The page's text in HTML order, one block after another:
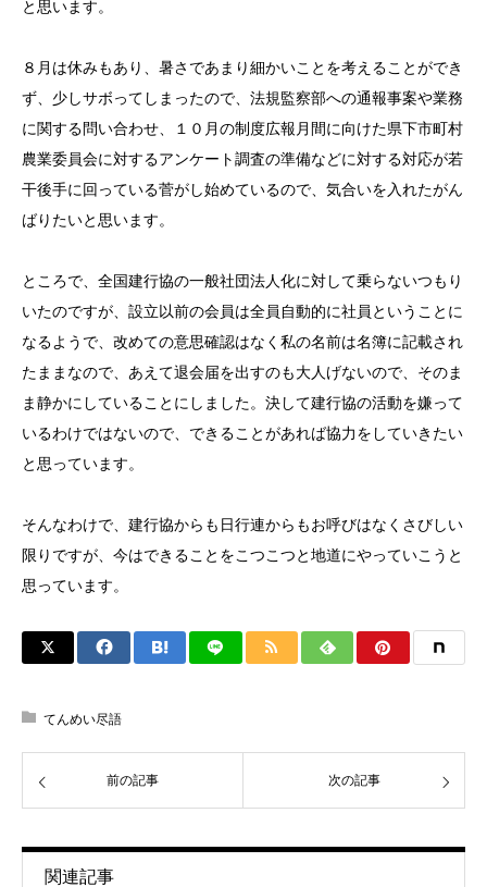
と思います。
８月は休みもあり、暑さであまり細かいことを考えることができ
ず、少しサボってしまったので、法規監察部への通報事案や業務
に関する問い合わせ、１０月の制度広報月間に向けた県下市町村
農業委員会に対するアンケート調査の準備などに対する対応が若
干後手に回っている菅がし始めているので、気合いを入れたがん
ばりたいと思います。
ところで、全国建行協の一般社団法人化に対して乗らないつもり
いたのですが、設立以前の会員は全員自動的に社員ということに
なるようで、改めての意思確認はなく私の名前は名簿に記載され
たままなので、あえて退会届を出すのも大人げないので、そのま
ま静かにしていることにしました。決して建行協の活動を嫌って
いるわけではないので、できることがあれば協力をしていきたい
と思っています。
そんなわけで、建行協からも日行連からもお呼びはなくさびしい
限りですが、今はできることをこつこつと地道にやっていこうと
思っています。
てんめい尽語
前の記事 次の記事
関連記事